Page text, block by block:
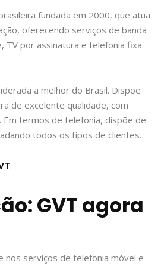
fundada em 2000, que atua
oferecendo serviços de banda
TV por assinatura e telefonia fixa
a melhor do Brasil. Dispõe
de excelente qualidade, com
Em termos de telefonia, dispõe de
todos os tipos de clientes.
.
GVT agora
nos serviços de telefonia móvel e